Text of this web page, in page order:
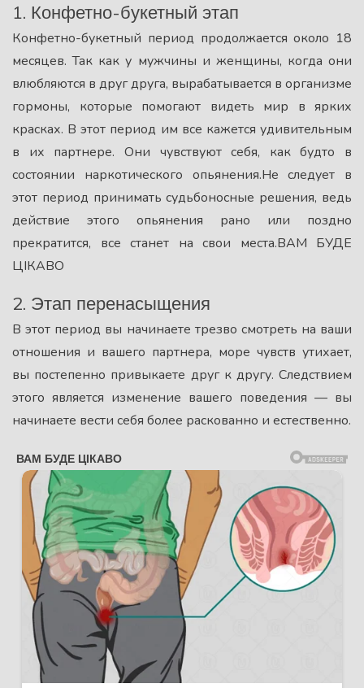
1. Конфетно-букетный этап
Конфетно-букетный период продолжается около 18
месяцев. Так как у мужчины и женщины, когда они
влюбляются в друг друга, вырабатывается в организме
гормоны, которые помогают видеть мир в ярких
красках. В этот период им все кажется удивительным
в их партнере. Они чувствуют себя, как будто в
состоянии наркотического опьянения.Не следует в
этот период принимать судьбоносные решения, ведь
действие этого опьянения рано или поздно
прекратится, все станет на свои места.ВАМ БУДЕ
ЦІКАВО
2. Этап перенасыщения
В этот период вы начинаете трезво смотреть на ваши
отношения и вашего партнера, море чувств утихает,
вы постепенно привыкаете друг к другу. Следствием
этого является изменение вашего поведения — вы
начинаете вести себя более раскованно и естественно.